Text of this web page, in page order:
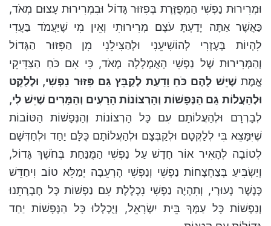
וּמְרִירוּת נַפְשִׁי הַמְפֻזֶּרֶת בְּפִזּוּר גָּדוֹל וּבִמְרִירוּת עָצוּם מְאֹד,
כַּאֲשֶׁר אַתָּה יָדַעְתָּ עֹצֶם מְרִירוּתִי וְאֵין מִי שֶׁיַּעֲמֹד בַּעֲדִי
לִהְיוֹת בְּעֶזְרִי לְהוֹשִׁיעֵנִי וּלְהַצִּילֵנִי מִן הַפִּזּוּר הַגָּדוֹל
וְהַמְּרִירוּת שֶׁל נַפְשִׁי הָאֻמְלָלָה מְאֹד, כִּי אִם כֹּחַ הַצַּדִּיקֵי
אֱמֶת שֶׁיֵּשׁ לָהֶם כֹּחַ וָדַעַת לְקַבֵּץ גַּם פִּזּוּר נַפְשִׁי, וּלְלַקֵּט
וּלְהַעֲלוֹת גַּם הַנְּפָשׁוֹת וְהָרְצוֹנוֹת הָרָעִים וְהַמָּרִים שֶׁיֵּשׁ לִי,
לְבָרְרָם וּלְהַעֲלוֹתָם עִם כָּל הָרְצוֹנוֹת וְהַנְּפָשׁוֹת הַטּוֹבוֹת
שֶׁיִּמָּצֵא בִּי לְלַקְּטָם וּלְקַבְּצָם וּלְהַעֲלוֹתָם כֻּלָּם יַחַד וּלְחַדְּשָׁם
לְטוֹבָה לְהָאִיר אוֹר חָדָשׁ עַל נַפְשִׁי הַמֻּנַּחַת בְּחֹשֶׁךְ גָּדוֹל,
וְיַשְׂבִּיעַ בְּצַחְצָחוֹת נַפְשִׁי וְנַפְשִׁי הָרְעֵבָה יְמַלֵּא טוֹב וִיחַדֵּשׁ
כְּנֶשֶׁר נְעוּרָי, וְתִהְיֶה נַפְשִׁי נִכְלֶלֶת עִם נַפְשׁוֹת כָּל חֶבְרָתֵנוּ
וְנַפְשׁוֹת כָּל עַמְּךָ בֵּית יִשְׂרָאֵל, וְיֻכְלְלוּ כָּל הַנְּפָשׁוֹת יַחַד